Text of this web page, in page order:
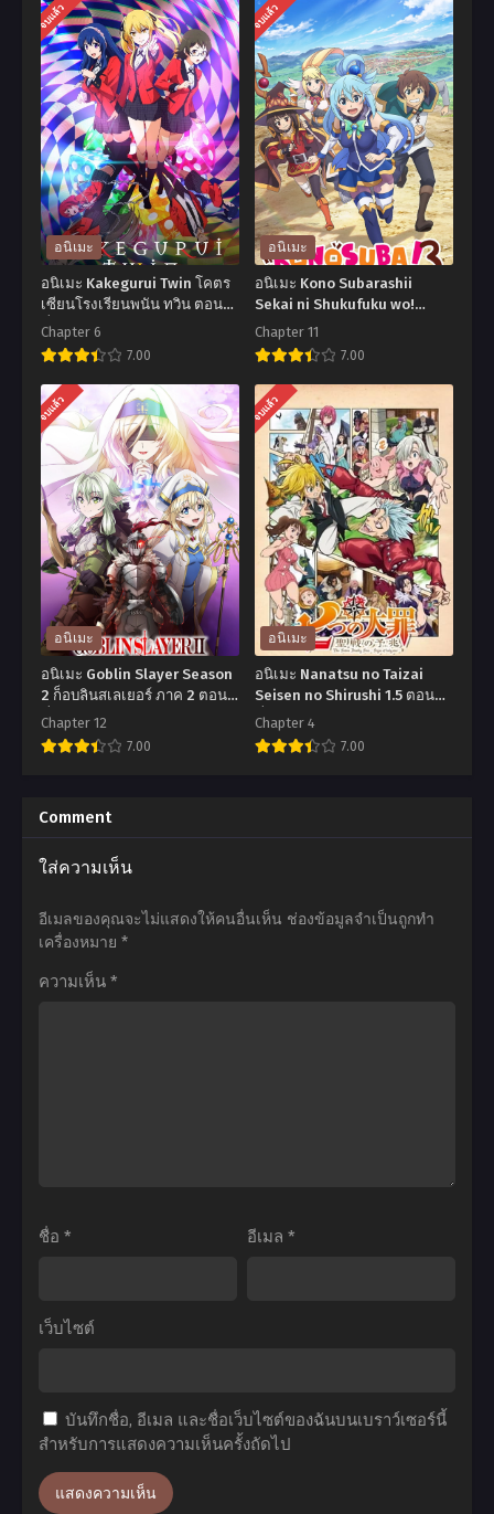
จบแล้ว
อนิเมะ
อนิเมะ Kakegurui Twin โคตร
เซียนโรงเรียนพนัน ทวิน ตอน
ที่1-6 พากย์ไทย+ซับไทย
Chapter 6
7.00
อ
นิ
เมะ
Kakegurui
Twin
โคตร
เซียน
โรงเรียน
พนัน
ทวิน
ตอน
ที่1-
6
ไทย+ซับ
ไทย
จบแล้ว
อนิเมะ
อนิเมะ Kono Subarashii
Sekai ni Shukufuku wo!
Season 3 ขอให้โชคดีมีชัยใน
โลกแฟนตาซี ภาค3 ตอนที่1-11
พากย์ไทย+ซับไทย
Chapter 11
7.00
อ
นิ
เมะ
Kono
Subarashii
Sekai
ni
Shukufuku
wo!
Season 3 ขอ
ให้
โชค
ดี
ใน
ตอน
จบแล้ว
อนิเมะ
อนิเมะ Goblin Slayer Season
2 ก็อบลินสเลเยอร์ ภาค 2 ตอน
ที่1-12 ซับไทย
Chapter 12
7.00
นิ
เมะ
Goblin
Season
ก็
12
จบแล้ว
อนิเมะ
อนิเมะ Nanatsu no Taizai
Seisen no Shirushi 1.5 ตอน
ที่1-4 ซับไทย
Chapter 4
7.00
เมะ
no
Comment
ใส่ความเห็น
อีเมลของคุณจะไม่แสดงให้คนอื่นเห็น ช่องข้อมูลจำเป็นถูกทำ
เครื่องหมาย *
ความเห็น *
ชื่อ * อีเมล *
เว็บไซต์
บันทึกชื่อ, อีเมล และชื่อเว็บไซต์ของฉันบนเบราว์เซอร์นี้
สำหรับการแสดงความเห็นครั้งถัดไป